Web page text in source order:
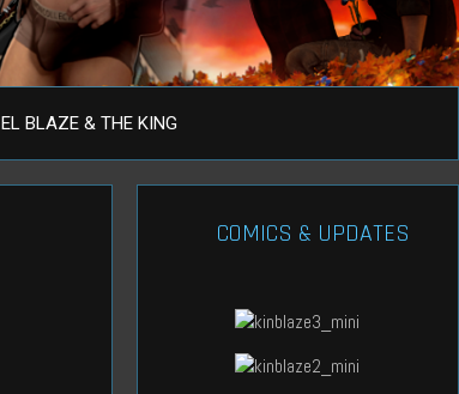
EL BLAZE & THE KING
COMICS & UPDATES